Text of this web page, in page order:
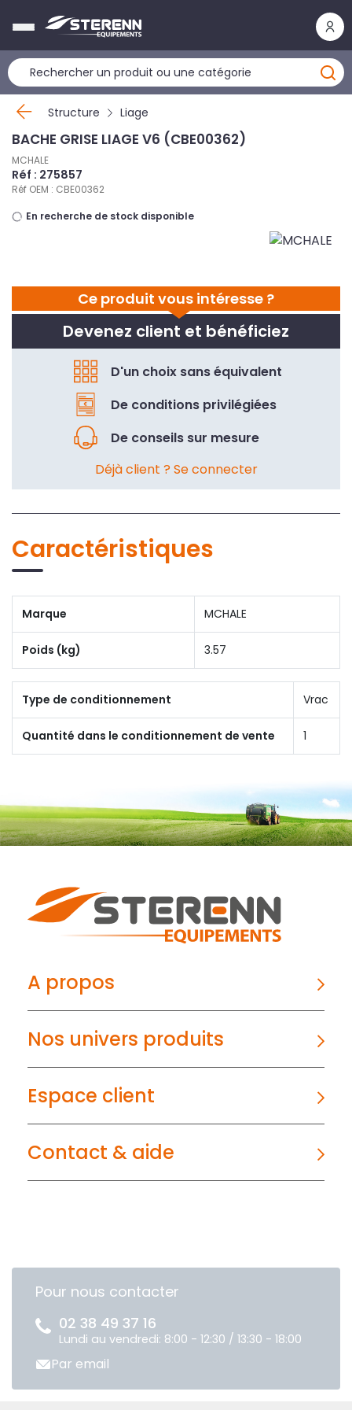
Structure Liage
Ce produit vous intéresse ?
Devenez client et bénéficiez
D'un choix sans équivalent
De conditions privilégiées
De conseils sur mesure
Déjà client ? Se connecter
BACHE GRISE LIAGE V6 (CBE00362)
MCHALE
Réf : 275857
Réf OEM : CBE00362
En recherche de stock disponible
Caractéristiques
Marque MCHALE
Poids (kg) 3.57
Type de conditionnement Vrac
Quantité dans le conditionnement de vente 1
A propos
Nos univers produits
Espace client
Contact & aide
Pour nous contacter
02 38 49 37 16
Lundi au vendredi: 8:00 - 12:30 / 13:30 - 18:00
Par email